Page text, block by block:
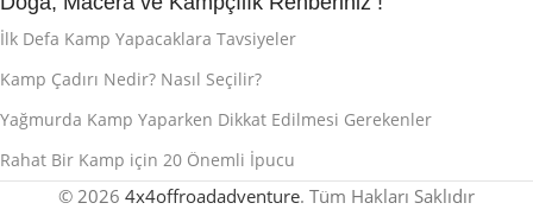
İlk Defa Kamp Yapacaklara Tavsiyeler
Kamp Çadırı Nedir? Nasıl Seçilir?
Yağmurda Kamp Yaparken Dikkat Edilmesi Gerekenler
Rahat Bir Kamp için 20 Önemli İpucu
© 2026 4x4offroadadventure. Tüm Hakları Saklıdır